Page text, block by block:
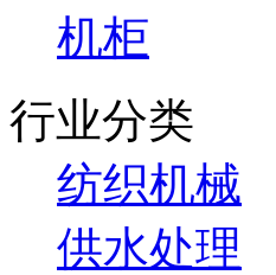
机柜
行业分类
纺织机械
供水处理